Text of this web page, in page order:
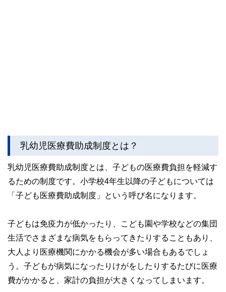
乳幼児医療費助成制度とは？
乳幼児医療費助成制度とは、子どもの医療費負担を軽減す
るための制度です。小学校4年生以降の子どもについては
「子ども医療費助成制度」という呼び名になります。
子どもは免疫力が低かったり、こども園や学校などの集団
生活でさまざまな病気をもらってきたりすることもあり、
大人より医療機関にかかる機会が多い場合もあるでしょ
う。子どもが病気になったりけがをしたりするたびに医療
費がかかると、家計の負担が大きくなってしまいます。